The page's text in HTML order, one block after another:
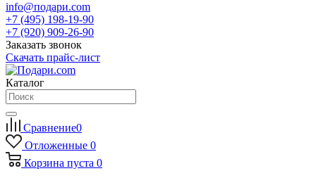
info@подари.com
+7 (495) 198-19-90
+7 (920) 909-26-90
Заказать звонок
Скачать прайс-лист
Каталог
Сравнение0
Отложенные 0
Корзина пуста 0